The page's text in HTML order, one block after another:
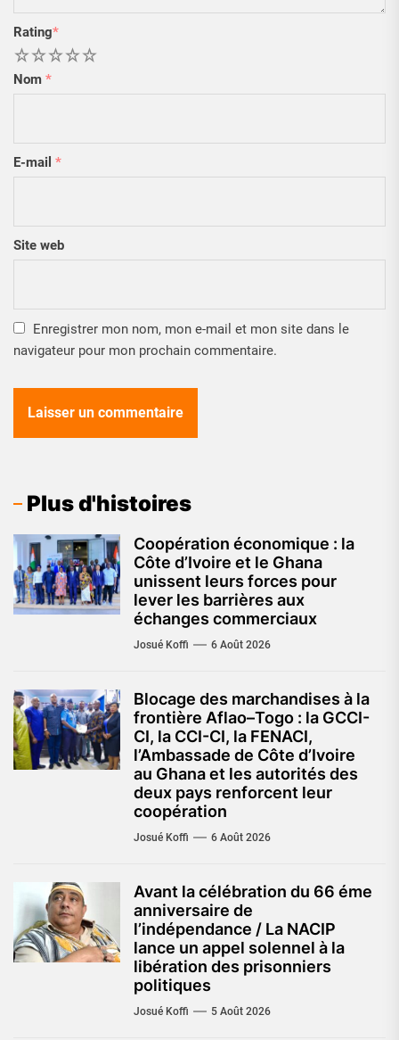
Rating*
5
4
3
2
Nom *
E-mail *
Site web
Enregistrer mon nom, mon e-mail et mon site dans le
navigateur pour mon prochain commentaire.
Plus d'histoires
Coopération économique : la
Côte d’Ivoire et le Ghana
unissent leurs forces pour
lever les barrières aux
échanges commerciaux
Josué Koffi 6 Août 2026
Blocage des marchandises à la
frontière Aflao–Togo : la GCCI-
CI, la CCI-CI, la FENACI,
l’Ambassade de Côte d’Ivoire
au Ghana et les autorités des
deux pays renforcent leur
coopération
Josué Koffi 6 Août 2026
Avant la célébration du 66 éme
anniversaire de
l’indépendance / La NACIP
lance un appel solennel à la
libération des prisonniers
politiques
Josué Koffi 5 Août 2026